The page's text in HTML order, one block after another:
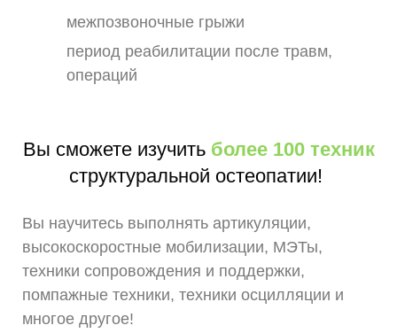
межпозвоночные грыжи
период реабилитации после травм,
операций
Вы сможете изучить более 100 техник
структуральной остеопатии!
Вы научитесь выполнять артикуляции,
высокоскоростные мобилизации, МЭТы,
техники сопровождения и поддержки,
помпажные техники, техники осцилляции и
многое другое!